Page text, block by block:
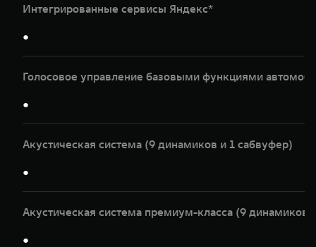
Интегрированные сервисы Яндекс*
●
Голосовое управление базовыми функциями
●
Акустическая система (9 динамиков и 1 сабвуфер)
●
Акустическая система премиум-класса (9 динамиков
●